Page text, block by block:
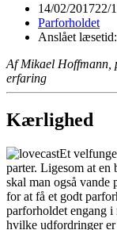
14/02/201722/
Parforholdet
Anslået
Af Mikael Hoffmann,
erfaring
Kærlighed
Et
parter. Ligesom at en
skal man også vande
for at få et godt
parforholdet engang
hvilke udfordringer er